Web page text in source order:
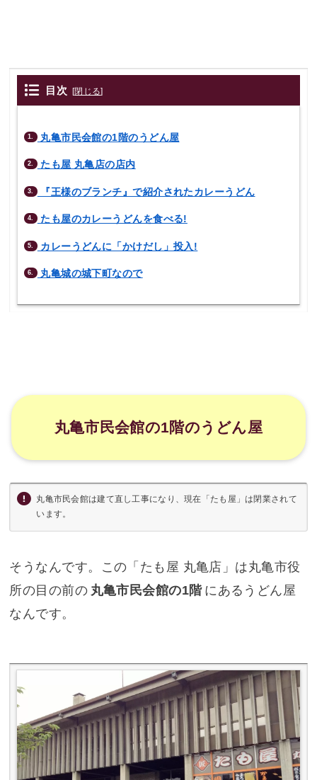
目次 [閉じる]
1. 丸亀市民会館の1階のうどん屋
2. たも屋 丸亀店の店内
3. 『王様のブランチ』で紹介されたカレーうどん
4. たも屋のカレーうどんを食べる!
5. カレーうどんに「かけだし」投入!
6. 丸亀城の城下町なので
丸亀市民会館の1階のうどん屋
丸亀市民会館は建て直し工事になり、現在「たも屋」は閉業されて
います。
そうなんです。この「たも屋 丸亀店」は丸亀市役
所の目の前の 丸亀市民会館の1階 にあるうどん屋
なんです。